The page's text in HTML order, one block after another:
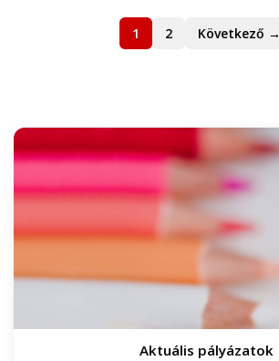
1 2 Következő →
Aktuális pályázatok